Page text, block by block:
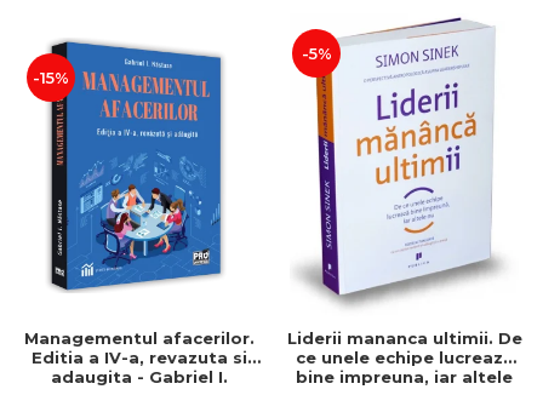
-15%
Managementul afacerilor.
Editia a IV-a, revazuta si
adaugita - Gabriel I.
-5%
Liderii mananca ultimii. De
ce unele echipe lucreaza
bine impreuna, iar altele